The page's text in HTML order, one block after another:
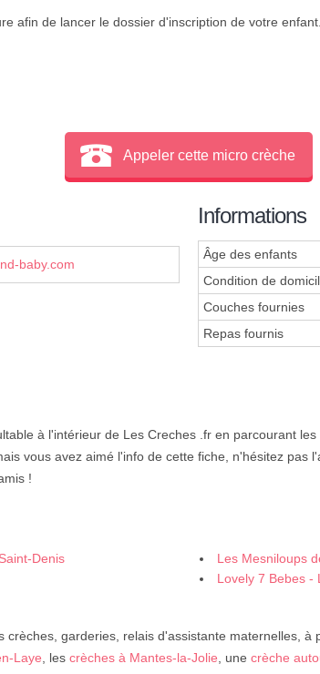
afin de lancer le dossier d'inscription de votre enfant.
Appeler cette micro crèche
baby.com
Informations
Âge des enfants
Condition de
Couches fournies
Repas fournis
à l'intérieur de Les Creches .fr en parcourant les
vous avez aimé l'info de cette fiche, n'hésitez pas
!
Denis
Les Mesniloups
Lovely 7 Bebes -
garderies, relais d'assistante maternelles, à
Laye, les crèches à Mantes-la-Jolie, une crèche